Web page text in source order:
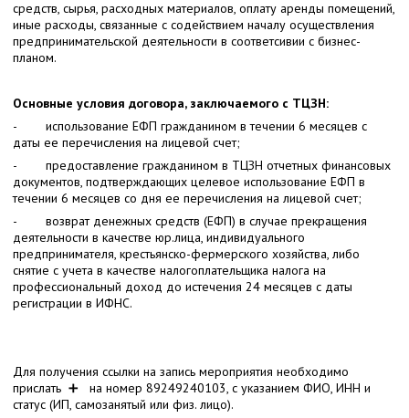
средств, сырья, расходных материалов, оплату аренды помещений,
иные расходы, связанные с содействием началу осуществления
предпринимательской деятельности в соответсивии с бизнес-
планом.
Основные условия договора, заключаемого с ТЦЗН:
- использование ЕФП гражданином в течении 6 месяцев с
даты ее перечисления на лицевой счет;
- предоставление гражданином в ТЦЗН отчетных финансовых
документов, подтверждающих целевое использование ЕФП в
течении 6 месяцев со дня ее перечисления на лицевой счет;
- возврат денежных средств (ЕФП) в случае прекращения
деятельности в качестве юр.лица, индивидуального
предпринимателя, крестьянско-фермерского хозяйства, либо
снятие с учета в качестве налогоплательщика налога на
профессиональный доход до истечения 24 месяцев с даты
регистрации в ИФНС.
Для получения ссылки на запись мероприятия необходимо
прислать ➕ на номер 89249240103, с указанием ФИО, ИНН и
статус (ИП, самозанятый или физ. лицо).